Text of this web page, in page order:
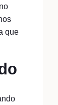
que